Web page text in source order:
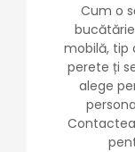
Cum o
mobilă, tip
perete ți
alege